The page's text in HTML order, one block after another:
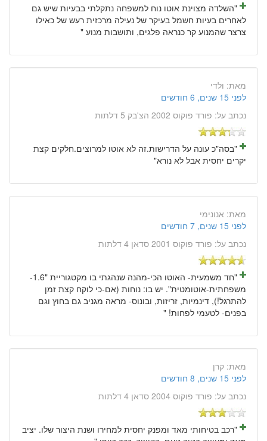
"השלדה מצוינת אוטו נוח למשפחה נתקלתי בבעיות שיש גם
לאחרים בעיות חשמל בעיקר של נעילה מרכזית רעש של כאילו
צרצר שהמנוע קר כנראה פלגים, ותושבות מנוע "
מאת: ולדי
לפני 15 שנים, 6 חודשים
נכתב על: פורד פוקוס 2002 הצ'בק 5 דלתות
"בסה"כ עונה על הדרישות.זה לא אוטו למרוצים.חלקים קצת
יקרים יחסית אבל לא נורא"
מאת: אנונימי
לפני 15 שנים, 7 חודשים
נכתב על: פורד פוקוס 2001 סדאן 4 דלתות
"חד משמעית- האוטו הכי-מהנה שנהגתי בו מקטגוריית "1.6-
משפחתית-אוטומטית". יש בו: נוחות (אם-כי לוקח קצת זמן
להתרגל!), דינמיות, זריזות, ובונוס- מראה מגניב גם בחוץ וגם
בפנים- לטעמי לפחות! "
מאת: קרן
לפני 15 שנים, 8 חודשים
נכתב על: פורד פוקוס 2004 סדאן 4 דלתות
"רכב בטיחותי מאד ומפנק יחסית למחירו ושנת היצור שלו. יציב